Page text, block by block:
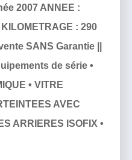
2007 ANNEE :
: 290
SANS Garantie ||
de série •
• VITRE
AVEC
ARRIERES ISOFIX •